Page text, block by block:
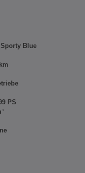
Blue
PS